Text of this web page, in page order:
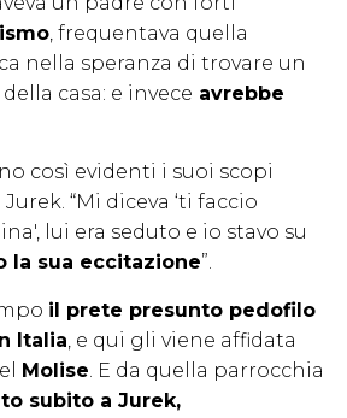
, frequentava quella
nella speranza di trovare un
casa: e invece avrebbe
così evidenti i suoi scopi
“Mi diceva ‘ti faccio
lui era seduto e io stavo su
la sua eccitazione”.
il prete presunto pedofilo
Italia, e qui gli viene affidata
Molise. E da quella parrocchia
subito a Jurek,